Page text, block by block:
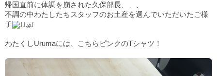
帰国直前に体調を崩された久保部長、、、
不調の中わたしたちスタッフのお土産を選んでいただいたご様
子
わたくしUrumaには、こちらピンクのTシャツ！